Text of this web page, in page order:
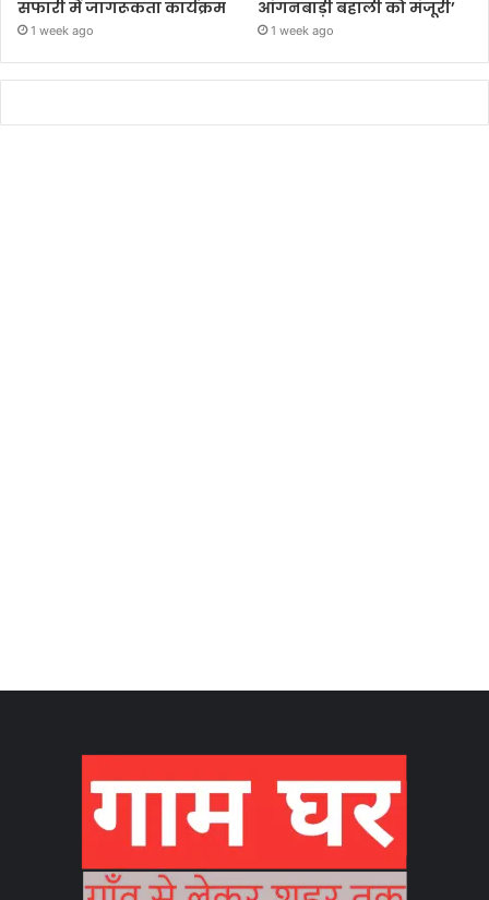
सफारी में जागरूकता कार्यक्रम
1 week ago
आंगनबाड़ी बहाली को मंजूरी’
1 week ago